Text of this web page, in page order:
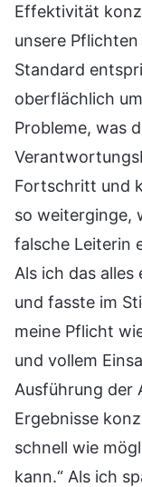
Effektivität
unsere Pflichten
Standard
oberflächlich
Probleme, was
Fortschritt und
so weiterginge,
falsche Leiterin
Als ich das
und fasste im
meine Pflicht
und vollem
Ausführung der
Ergebnisse
schnell wie
kann.“ Als ich